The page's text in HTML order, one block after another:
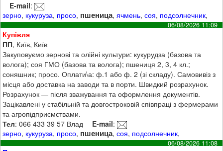
E-mail:
зерно, кукуруза, просо, пшеница,ячмень,соя, подсолнечник,
06/08/2026 11:09
Купівля
ПП, Київ, Київ
Закуповуємо зернові та олійні культури: кукурудза (базова та
волога); соя ГМО (базова та волога); пшениця 2, 3, 4 кл.;
соняшник; просо. Оплати\а: ф.1 або ф. 2 (зі складу). Самовивіз з
місця або доставка на заводи та в порти. Швидкий розрахунок.
Розрахунок — після зважування та оформлення документів.
Зацікавлені у стабільній та довгостроковій співпраці з фермерами
та агропідприємствами.
Тел: 066 433 39 57 Влад E-mail:
зерно, кукуруза, просо, пшеница,соя, подсолнечник,
06/08/2026 11:08